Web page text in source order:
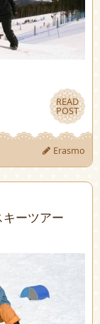
READ
POST
READ
POST
Erasmo
ーツアー